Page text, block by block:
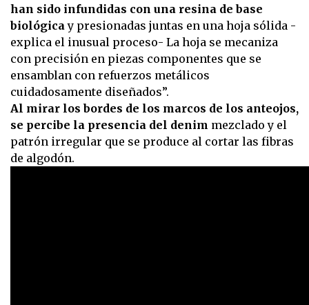
han sido infundidas con una resina de base
biológica y presionadas juntas en una hoja sólida -
explica el inusual proceso- La hoja se mecaniza
con precisión en piezas componentes que se
ensamblan con refuerzos metálicos
cuidadosamente diseñados”.
Al mirar los bordes de los marcos de los anteojos,
se percibe la presencia del denim mezclado y el
patrón irregular que se produce al cortar las fibras
de algodón.